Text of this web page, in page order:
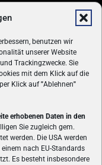
benutzen wir
unserer Website
Trackingzwecke. Sie
mit dem Klick auf die
Klick auf"Ablehnen"
erhobenen Daten in den
Sie zugleich gem.
werden. Die USA werden
nach EU-Standards
Es besteht insbesondere
ist das älteste Online-